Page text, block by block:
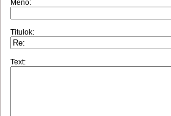
Meno:
Titulok:
Text: